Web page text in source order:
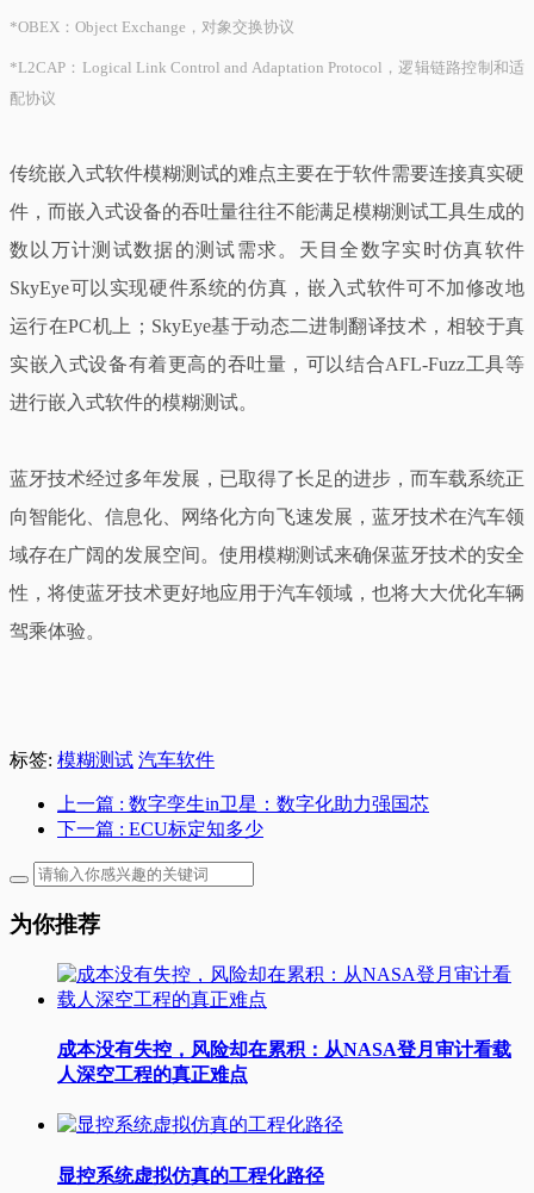
*OBEX：Object Exchange，对象交换协议
*L2CAP：Logical Link Control and Adaptation Protocol，逻辑链路控制和适
配协议
传统嵌入式软件模糊测试的难点主要在于软件需要连接真实硬
件，而嵌入式设备的吞吐量往往不能满足模糊测试工具生成的
数以万计测试数据的测试需求。天目全数字实时仿真软件
SkyEye可以实现硬件系统的仿真，嵌入式软件可不加修改地
运行在PC机上；SkyEye基于动态二进制翻译技术，相较于真
实嵌入式设备有着更高的吞吐量，可以结合AFL-Fuzz工具等
进行嵌入式软件的模糊测试。
蓝牙技术经过多年发展，已取得了长足的进步，而车载系统正
向智能化、信息化、网络化方向飞速发展，蓝牙技术在汽车领
域存在广阔的发展空间。使用模糊测试来确保蓝牙技术的安全
性，将使蓝牙技术更好地应用于汽车领域，也将大大优化车辆
驾乘体验。
标签: 模糊测试 汽车软件
上一篇 : 数字孪生in卫星：数字化助力强国芯
下一篇 : ECU标定知多少
为你推荐
成本没有失控，风险却在累积：从NASA登月审计看载
人深空工程的真正难点
显控系统虚拟仿真的工程化路径